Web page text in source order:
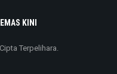
KINI
Terpelihara.